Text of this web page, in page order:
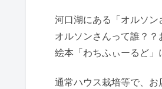
河口湖にある「オルソン
オルソンさんって誰？？
絵本「わちふぃーるど」
通常ハウス栽培等で、